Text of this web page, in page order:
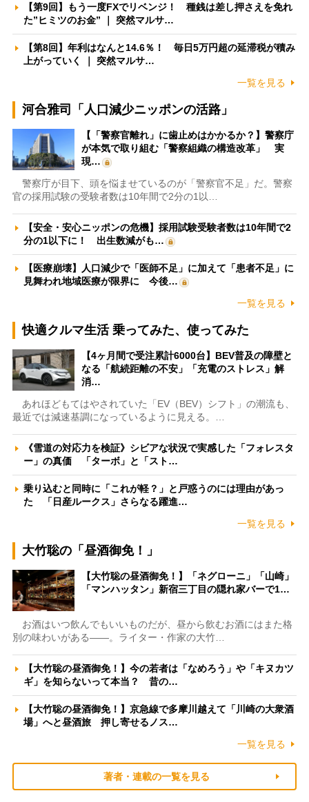
【第9回】もう一度FXでリベンジ！ 種銭は差し押さえを免れ
た”ヒミツのお金” ｜ 突然マルサ…
【第8回】年利はなんと14.6％！ 毎日5万円超の延滞税が積み
上がっていく ｜ 突然マルサ…
一覧を見る
河合雅司「人口減少ニッポンの活路」
【「警察官離れ」に歯止めはかかるか？】警察庁
が本気で取り組む「警察組織の構造改革」 実
現…
警察庁が目下、頭を悩ませているのが「警察官不足」だ。警察
官の採用試験の受験者数は10年間で2分の1以…
【安全・安心ニッポンの危機】採用試験受験者数は10年間で2
分の1以下に！ 出生数減がも…
【医療崩壊】人口減少で「医師不足」に加えて「患者不足」に
見舞われ地域医療が限界に 今後…
一覧を見る
快適クルマ生活 乗ってみた、使ってみた
【4ヶ月間で受注累計6000台】BEV普及の障壁と
なる「航続距離の不安」「充電のストレス」解
消…
あれほどもてはやされていた「EV（BEV）シフト」の潮流も、
最近では減速基調になっているように見える。…
《雪道の対応力を検証》シビアな状況で実感した「フォレスタ
ー」の真価 「ターボ」と「スト…
乗り込むと同時に「これが軽？」と戸惑うのには理由があっ
た 「日産ルークス」さらなる躍進…
一覧を見る
大竹聡の「昼酒御免！」
【大竹聡の昼酒御免！】「ネグローニ」「山崎」
「マンハッタン」新宿三丁目の隠れ家バーで1…
お酒はいつ飲んでもいいものだが、昼から飲むお酒にはまた格
別の味わいがある――。ライター・作家の大竹…
【大竹聡の昼酒御免！】今の若者は「なめろう」や「キヌカツ
ギ」を知らないって本当？ 昔の…
【大竹聡の昼酒御免！】京急線で多摩川越えて「川崎の大衆酒
場」へと昼酒旅 押し寄せるノス…
一覧を見る
著者・連載の一覧を見る